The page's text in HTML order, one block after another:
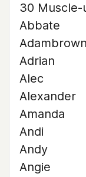
30 Muscle-
Abbate
Adambrown
Adrian
Alec
Alexander
Amanda
Andi
Andy
Angie